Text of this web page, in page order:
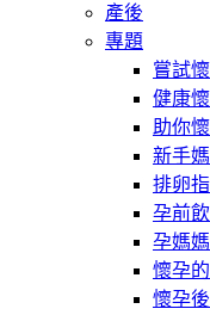
產後
專題
嘗試
健康
助你
新手
排卵
孕前
孕媽
懷孕
懷孕